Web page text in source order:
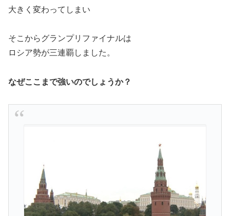
大きく変わってしまい
そこからグランプリファイナルは
ロシア勢が三連覇しました。
なぜここまで強いのでしょうか？